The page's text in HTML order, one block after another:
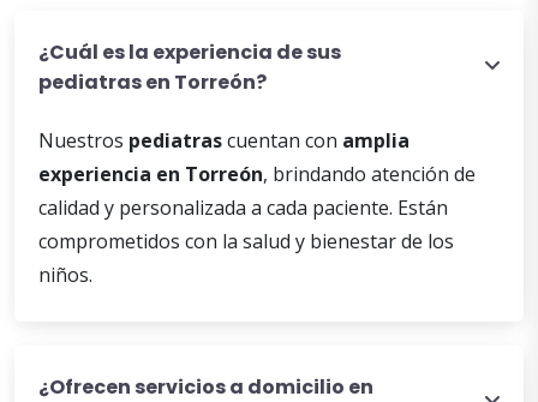
¿Cuál es la experiencia de sus
pediatras en Torreón?
Nuestros pediatrascuentan con amplia
experiencia en Torreón, brindando atención de
calidad y personalizada a cada paciente. Están
comprometidos con la salud y bienestar de los
niños.
¿Ofrecen servicios a domicilio en